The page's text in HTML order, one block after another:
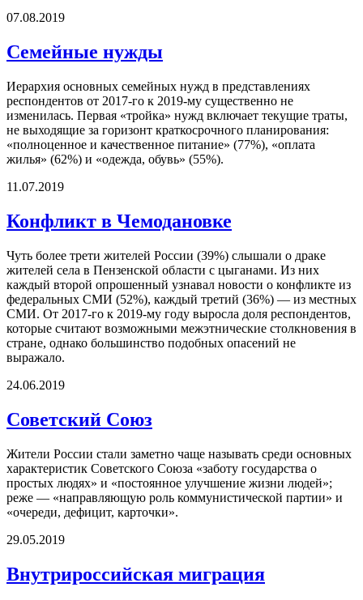
07.08.2019
Семейные нужды
Иерархия основных семейных нужд в представлениях
респондентов от 2017-го к 2019-му существенно не
изменилась. Первая «тройка» нужд включает текущие траты,
не выходящие за горизонт краткосрочного планирования:
«полноценное и качественное питание» (77%), «оплата
жилья» (62%) и «одежда, обувь» (55%).
11.07.2019
Конфликт в Чемодановке
Чуть более трети жителей России (39%) слышали о драке
жителей села в Пензенской области с цыганами. Из них
каждый второй опрошенный узнавал новости о конфликте из
федеральных СМИ (52%), каждый третий (36%) — из местных
СМИ. От 2017-го к 2019-му году выросла доля респондентов,
которые считают возможными межэтнические столкновения в
стране, однако большинство подобных опасений не
выражало.
24.06.2019
Советский Союз
Жители России стали заметно чаще называть среди основных
характеристик Советского Союза «заботу государства о
простых людях» и «постоянное улучшение жизни людей»;
реже — «направляющую роль коммунистической партии» и
«очереди, дефицит, карточки».
29.05.2019
Внутрироссийская миграция